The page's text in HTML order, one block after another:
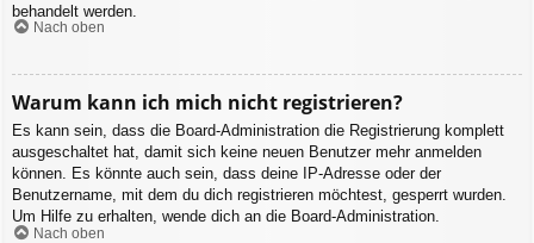
behandelt werden.
Nach oben
Warum kann ich mich nicht registrieren?
Es kann sein, dass die Board-Administration die Registrierung komplett
ausgeschaltet hat, damit sich keine neuen Benutzer mehr anmelden
können. Es könnte auch sein, dass deine IP-Adresse oder der
Benutzername, mit dem du dich registrieren möchtest, gesperrt wurden.
Um Hilfe zu erhalten, wende dich an die Board-Administration.
Nach oben